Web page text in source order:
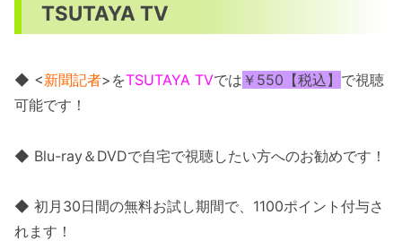
TSUTAYA TV
◆ <新聞記者>をTSUTAYA TVでは ￥550【税込】 で視聴
可能です！
◆ Blu-ray＆DVDで自宅で視聴したい方へのお勧めです！
◆ 初月30日間の無料お試し期間で、1100ポイント付与さ
れます！